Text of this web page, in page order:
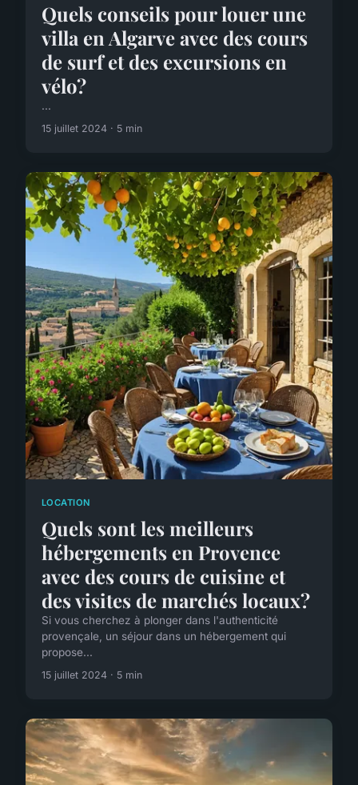
Quels conseils pour louer une
villa en Algarve avec des cours
de surf et des excursions en
vélo?
...
15 juillet 2024 · 5 min
LOCATION
Quels sont les meilleurs
hébergements en Provence
avec des cours de cuisine et
des visites de marchés locaux?
Si vous cherchez à plonger dans l'authenticité
provençale, un séjour dans un hébergement qui
propose...
15 juillet 2024 · 5 min